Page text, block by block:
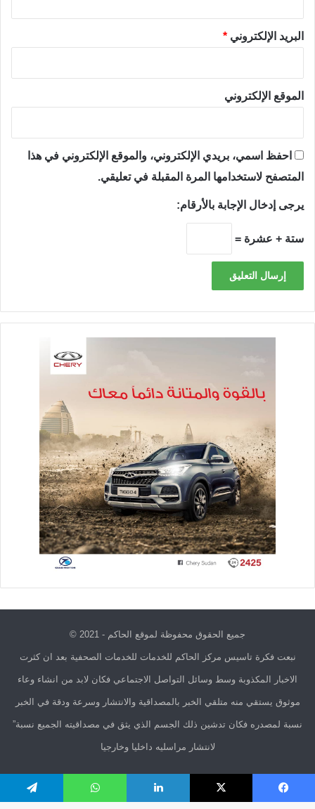
البريد الإلكتروني *
الموقع الإلكتروني
احفظ اسمي، بريدي الإلكتروني، والموقع الإلكتروني في هذا
المتصفح لاستخدامها المرة المقبلة في تعليقي.
يرجى إدخال الإجابة بالأرقام:
ستة + عشرة =
جميع الحقوق محفوظة لموقع الحاكم - 2021 ©
نبعت فكرة تاسيس مركز الحاكم للخدمات للخدمات الصحفية بعد ان كثرت
الاخبار المكذوبة وسط وسائل التواصل الاجتماعي فكان لابد من انشاء وعاء
موثوق يستقي منه متلقي الخبر بالمصداقية والانتشار وسرعة ودقة في الخبر
نسبة لمصدره فكان تدشين ذلك الجسم الذي يثق في مصداقيته الجميع نسبة”
لانتشار مراسليه داخليا وخارجيا
X انستقرام
فيسبوك X لينكدإن واتساب تيلقرام